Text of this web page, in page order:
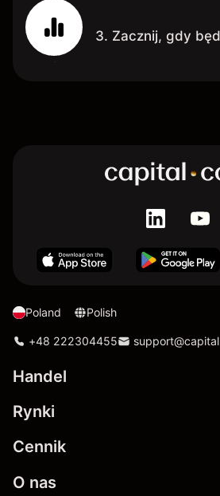
3. Zacznij, gdy
Poland Polish
+48 222304455
Handel
Rynki
Cennik
O nas